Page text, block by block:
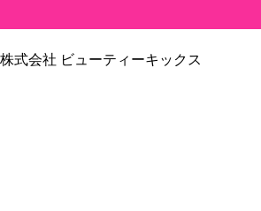
株式会社 ビューティーキックス